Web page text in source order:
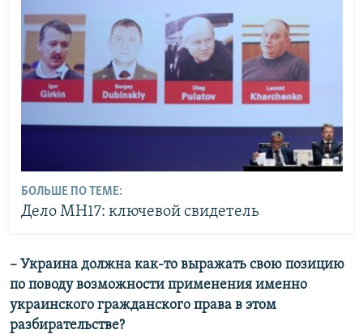
БОЛЬШЕ ПО ТЕМЕ:
Дело MH17: ключевой свидетель
– Украина должна как-то выражать свою позицию
по поводу возможности применения именно
украинского гражданского права в этом
разбирательстве?